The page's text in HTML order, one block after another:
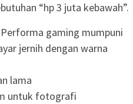
“hp 3 juta kebawah”.
gaming mumpuni
jernih dengan warna
lama
untuk fotografi